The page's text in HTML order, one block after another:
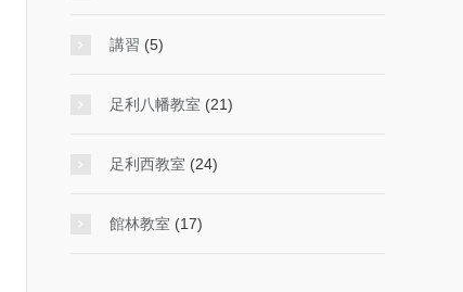
講習 (5)
足利八幡教室 (21)
足利西教室 (24)
館林教室 (17)